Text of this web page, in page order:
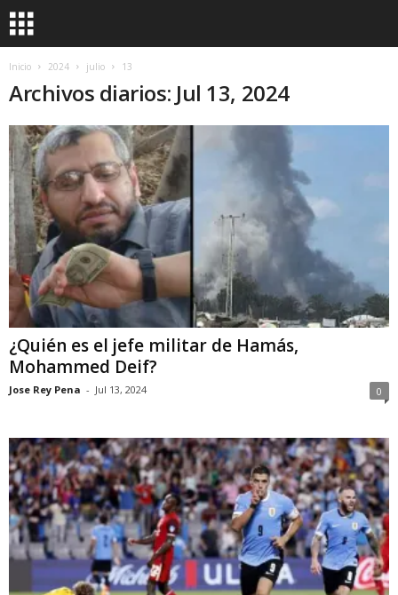
Inicio 2024 julio 13
Archivos diarios: Jul 13, 2024
¿Quién es el jefe militar de Hamás,
Mohammed Deif?
Jose Rey Pena - Jul 13, 2024 0